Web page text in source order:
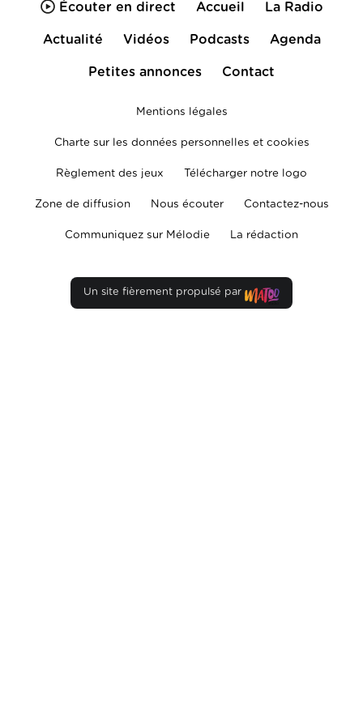
Écouter en direct Accueil La Radio
Actualité Vidéos Podcasts Agenda
Petites annonces Contact
Mentions légales
Charte sur les données personnelles et cookies
Règlement des jeux Télécharger notre logo
Zone de diffusion Nous écouter Contactez-nous
Communiquez sur Mélodie La rédaction
Un site fièrement propulsé par